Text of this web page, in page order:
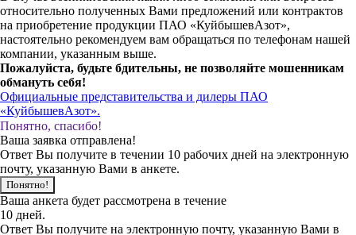
относительно полученных Вами предложений или контрактов
на приобретение продукции ПАО «КуйбышевАзот»,
настоятельно рекомендуем вам обращаться по телефонам нашей
компании, указанным выше.
Пожалуйста, будьте бдительны, не позволяйте мошенникам
обмануть себя!
Официальные представительства и дилеры ПАО
«КуйбышевАзот».
Понятно, спасибо!
Ваша заявка отправлена!
Ответ Вы получите в течении 10 рабочих дней на электронную
почту, указанную Вами в анкете.
Понятно!
Ваша анкета будет рассмотрена в течение
10 дней.
Ответ Вы получите на электронную почту, указанную Вами в